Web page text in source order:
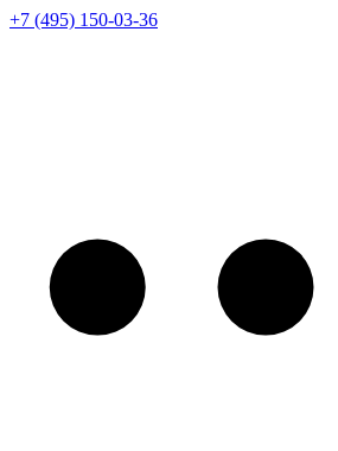
+7 (495) 150-03-36